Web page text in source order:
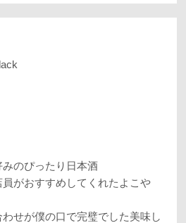
のぴったり日本酒
がおすすめしてくれたよこや
せが僕の口で完璧でした美味し